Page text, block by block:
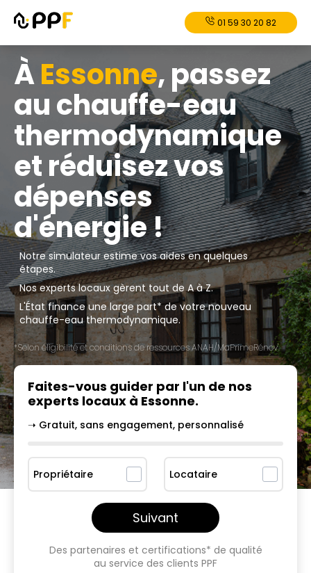
01 59 30 20 82
ÀEssonne, passez
au chauffe-eau
thermodynamique
et réduisez vos
dépenses
d'énergie !
Notre simulateur estime vos aides en quelques
étapes.
Nos experts locaux gèrent tout de A à Z.
L'État finance une large part* de votre nouveau
chauffe-eau thermodynamique.
*Selon éligibilité et conditions de ressources ANAH/MaPrimeRénov'.
Faites-vous guider par l'un de nos
experts locaux à Essonne.
➝ Gratuit, sans engagement, personnalisé
Propriétaire Locataire
Suivant
Des partenaires et certifications* de qualité
au service des clients PPF